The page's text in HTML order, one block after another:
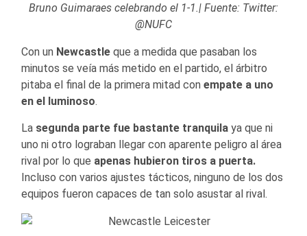
Bruno Guimaraes celebrando el 1-1.| Fuente: Twitter:
@NUFC
Con un Newcastle que a medida que pasaban los
minutos se veía más metido en el partido, el árbitro
pitaba el final de la primera mitad con empate a uno
en el luminoso.
La segunda parte fue bastante tranquila ya que ni
uno ni otro lograban llegar con aparente peligro al área
rival por lo que apenas hubieron tiros a puerta.
Incluso con varios ajustes tácticos, ninguno de los dos
equipos fueron capaces de tan solo asustar al rival.